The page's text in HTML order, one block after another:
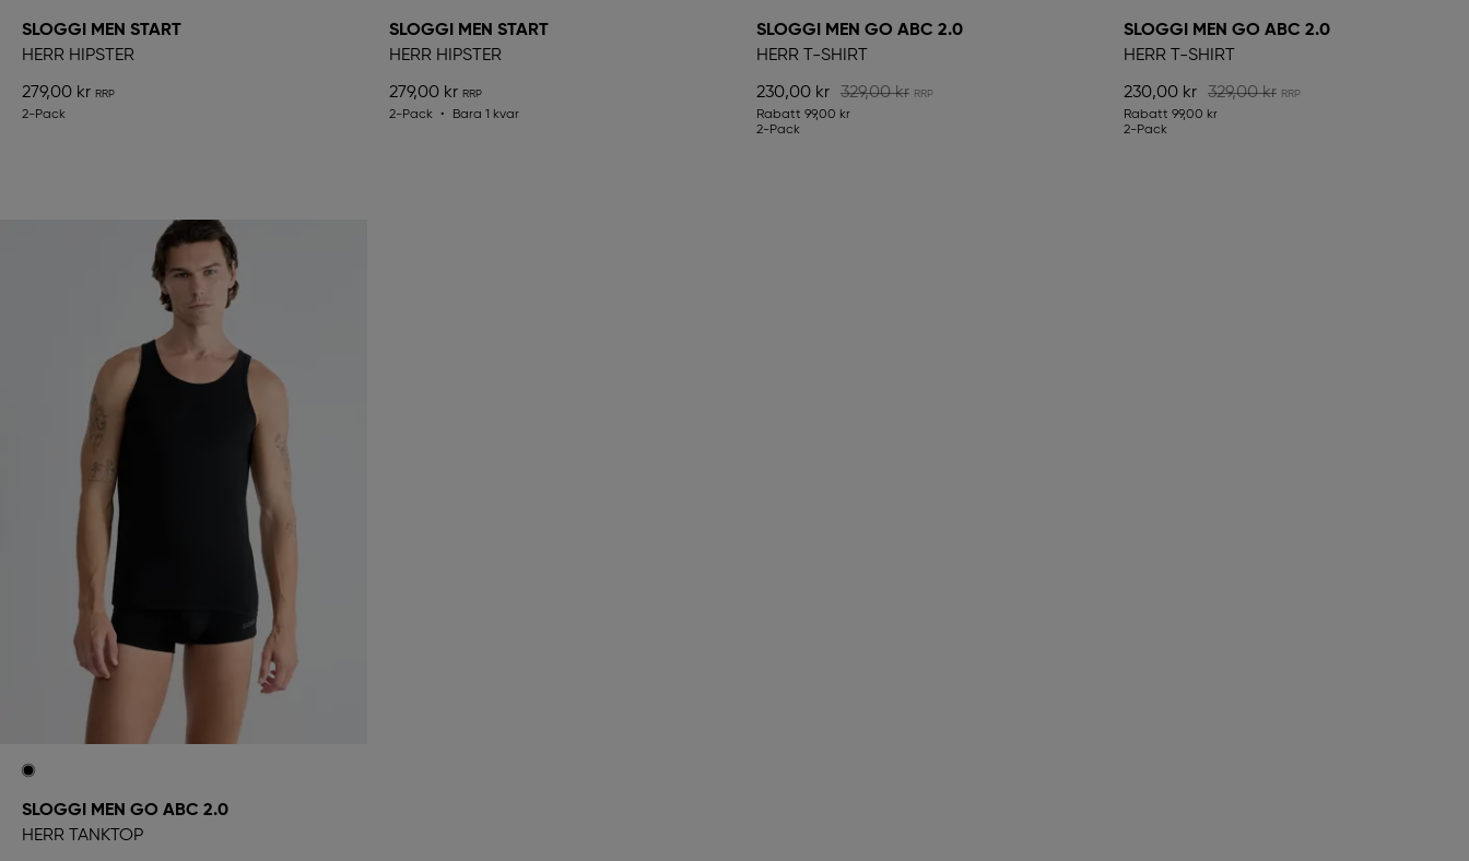
SLOGGI MEN START
HERR HIPSTER
279,00 kr
2-Pack
SLOGGI MEN START
HERR HIPSTER
279,00 kr
2-Pack Bara 1 kvar
SLOGGI MEN GO ABC 2.0
HERR T-SHIRT
230,00 kr 329,00 kr
Rabatt 99,00 kr
2-Pack
SLOGGI MEN GO ABC 2.0
HERR T-SHIRT
230,00 kr 329,00 kr
Rabatt 99,00 kr
2-Pack
SLOGGI MEN GO ABC 2.0
HERR TANKTOP